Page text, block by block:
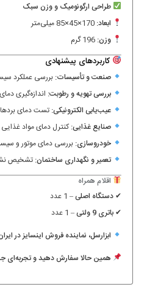
طراحی ارگونومیک و وزن سبک
ابعاد:
وزن:
کاربردهای پیشنهادی
صنعت و تأسیسات: بررسی عملکرد
بررسی تهویه و رطوبت: اندازه‌گیری
عیب‌یابی الکترونیکی: تست دمای
صنایع غذایی:کنترل دمای مواد
خودروسازی: بررسی دمای موتور و
تعمیر و نگهداری ساختمان: تشخیص
اقلام همراه
✔ دستگاه اصلی– 1 عدد
✔ باتری 9 ولتی
– 1 عدد
ابزارسل، نماینده فروش اینسایز در
همین حالا سفارش دهید و تجربه‌ای